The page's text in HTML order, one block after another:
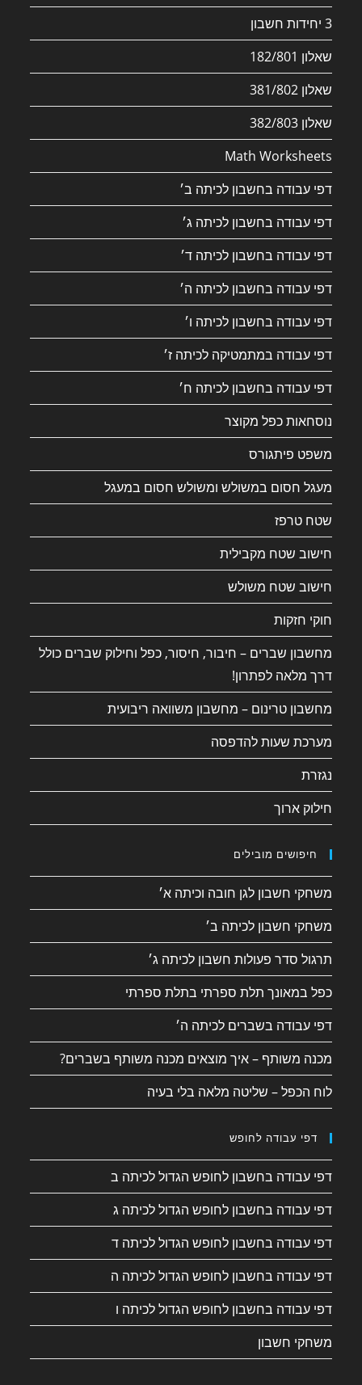
3 יחידות חשבון
שאלון 182/801
שאלון 381/802
שאלון 382/803
Math Worksheets
דפי עבודה בחשבון לכיתה ב׳
דפי עבודה בחשבון לכיתה ג׳
דפי עבודה בחשבון לכיתה ד׳
דפי עבודה בחשבון לכיתה ה׳
דפי עבודה בחשבון לכיתה ו׳
דפי עבודה במתמטיקה לכיתה ז׳
דפי עבודה בחשבון לכיתה ח׳
נוסחאות כפל מקוצר
משפט פיתגורס
מעגל חסום במשולש ומשולש חסום במעגל
שטח טרפז
חישוב שטח מקבילית
חישוב שטח משולש
חוקי חזקות
מחשבון שברים – חיבור, חיסור, כפל וחילוק שברים כולל
דרך מלאה לפתרון!
מחשבון טרינום – מחשבון משוואה ריבועית
מערכת שעות להדפסה
נגזרת
חילוק ארוך
חיפושים מובילים
משחקי חשבון לגן חובה וכיתה א׳
משחקי חשבון לכיתה ב׳
תרגול סדר פעולות חשבון לכיתה ג׳
כפל במאונך תלת ספרתי בתלת ספרתי
דפי עבודה בשברים לכיתה ה׳
מכנה משותף – איך מוצאים מכנה משותף בשברים?
לוח הכפל – שליטה מלאה בלי בעיה
דפי עבודה לחופש
דפי עבודה בחשבון לחופש הגדול לכיתה ב
דפי עבודה בחשבון לחופש הגדול לכיתה ג
דפי עבודה בחשבון לחופש הגדול לכיתה ד
דפי עבודה בחשבון לחופש הגדול לכיתה ה
דפי עבודה בחשבון לחופש הגדול לכיתה ו
משחקי חשבון